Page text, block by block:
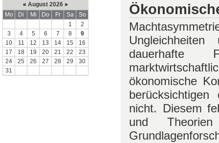
« August 2026 »
Mo
Di Mi Do Fr Sa
So
1
2
3
4 5 6 7 8
9
10
11 12 13 14 15
16
17
18 19 20 21 22
23
24
25 26 27 28 29
30
31
dauerhafte
ökonomische
nicht. Diesem
und